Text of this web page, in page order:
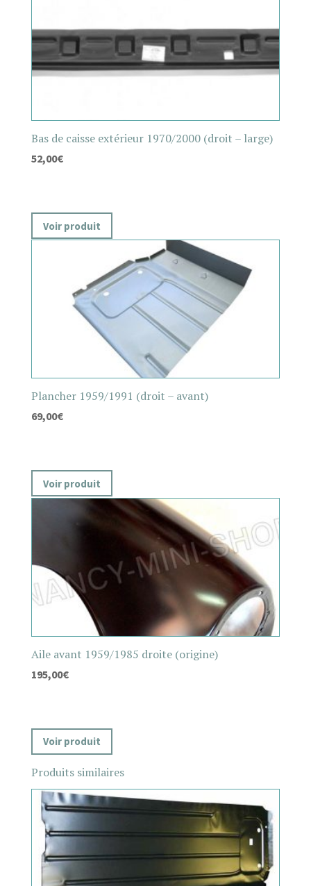
Bas de caisse extérieur 1970/2000 (droit – large)
52,00€
Voir produit
Plancher 1959/1991 (droit – avant)
69,00€
Voir produit
Aile avant 1959/1985 droite (origine)
195,00€
Voir produit
Produits similaires